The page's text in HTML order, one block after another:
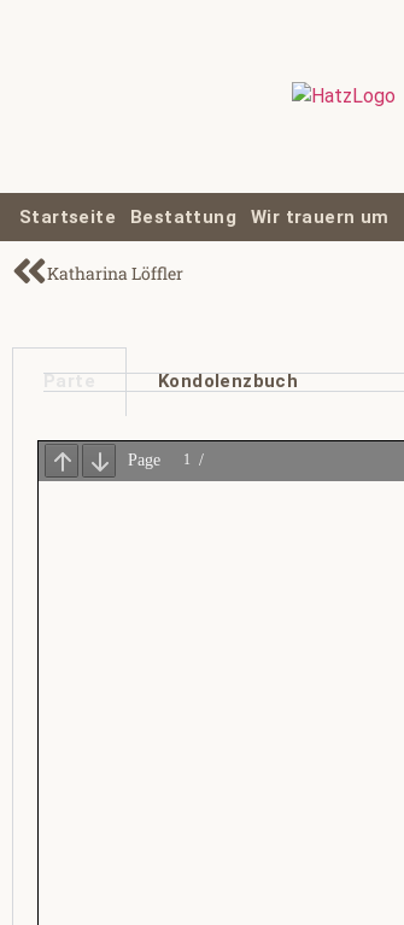
Startseite Bestattung Wir trauern um
Katharina Löffler
Parte Kondolenzbuch